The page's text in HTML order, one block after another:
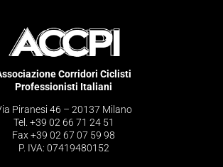
Corridori Ciclisti
Professionisti Italiani
Piranesi 46 – 20137 Milano
Tel. +39 02 66 71 24 51
Fax +39 02 67 07 59 98
P. IVA: 07419480152